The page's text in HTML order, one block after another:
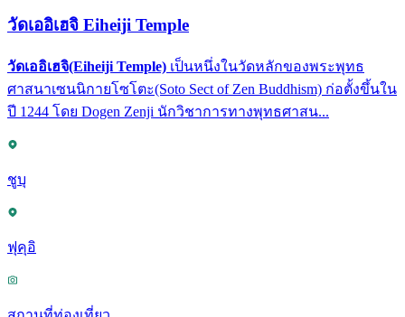
วัดเออิเฮจิ Eiheiji Temple
วัดเออิเฮจิ(Eiheiji Temple) เป็นหนึ่งในวัดหลักของพระพุทธ
ศาสนาเซนนิกายโซโตะ(Soto Sect of Zen Buddhism) ก่อตั้งขึ้นใน
ปี 1244 โดย Dogen Zenji นักวิชาการทางพุทธศาสน...
ชูบุ
ฟุคุอิ